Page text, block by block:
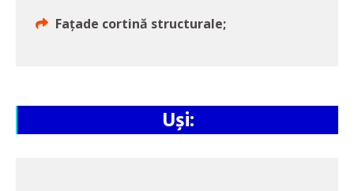
Fațade cortină structurale;
Uși: